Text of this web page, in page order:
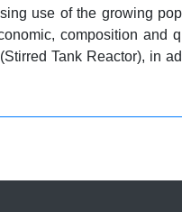
use of the growing
composition
Tank Reactor), in